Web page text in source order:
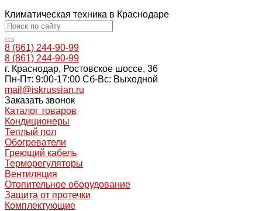
Климатическая техника в Краснодаре
8 (861) 244-90-99
8 (861) 244-90-99
г. Краснодар, Ростовское шоссе, 36
Пн-Пт: 9:00-17:00 Cб-Вс: Выходной
mail@iskrussian.ru
Заказать звонок
Каталог товаров
Кондиционеры
Теплый пол
Обогреватели
Греющий кабель
Терморегуляторы
Вентиляция
Отопительное оборудование
Защита от протечки
Комплектующие